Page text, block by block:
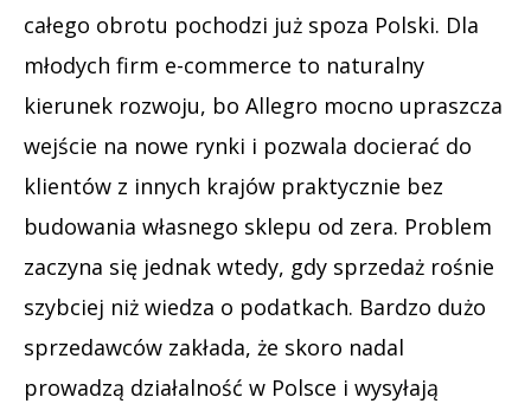
całego obrotu pochodzi już spoza Polski. Dla
młodych firm e-commerce to naturalny
kierunek rozwoju, bo Allegro mocno upraszcza
wejście na nowe rynki i pozwala docierać do
klientów z innych krajów praktycznie bez
budowania własnego sklepu od zera. Problem
zaczyna się jednak wtedy, gdy sprzedaż rośnie
szybciej niż wiedza o podatkach. Bardzo dużo
sprzedawców zakłada, że skoro nadal
prowadzą działalność w Polsce i wysyłają